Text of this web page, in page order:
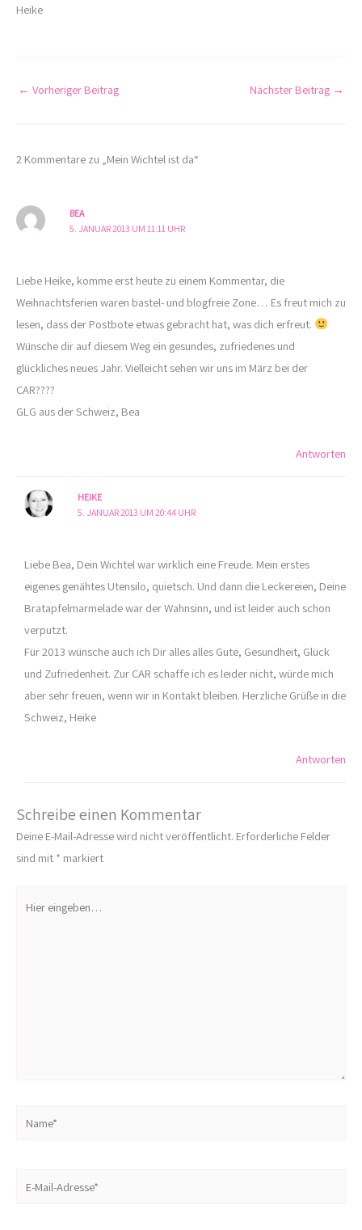
Heike
← Vorheriger Beitrag Nächster Beitrag →
2 Kommentare zu „Mein Wichtel ist da“
BEA
5. JANUAR 2013 UM 11:11 UHR
Liebe Heike, komme erst heute zu einem Kommentar, die
Weihnachtsferien waren bastel- und blogfreie Zone… Es freut mich zu
lesen, dass der Postbote etwas gebracht hat, was dich erfreut.
Wünsche dir auf diesem Weg ein gesundes, zufriedenes und
glückliches neues Jahr. Vielleicht sehen wir uns im März bei der
CAR????
GLG aus der Schweiz, Bea
Antworten
HEIKE
5. JANUAR 2013 UM 20:44 UHR
Liebe Bea, Dein Wichtel war wirklich eine Freude. Mein erstes
eigenes genähtes Utensilo, quietsch. Und dann die Leckereien, Deine
Bratapfelmarmelade war der Wahnsinn, und ist leider auch schon
verputzt.
Für 2013 wünsche auch ich Dir alles alles Gute, Gesundheit, Glück
und Zufriedenheit. Zur CAR schaffe ich es leider nicht, würde mich
aber sehr freuen, wenn wir in Kontakt bleiben. Herzliche Grüße in die
Schweiz, Heike
Antworten
Schreibe einen Kommentar
Deine E-Mail-Adresse wird nicht veröffentlicht. Erforderliche Felder
sind mit * markiert
eingeben…